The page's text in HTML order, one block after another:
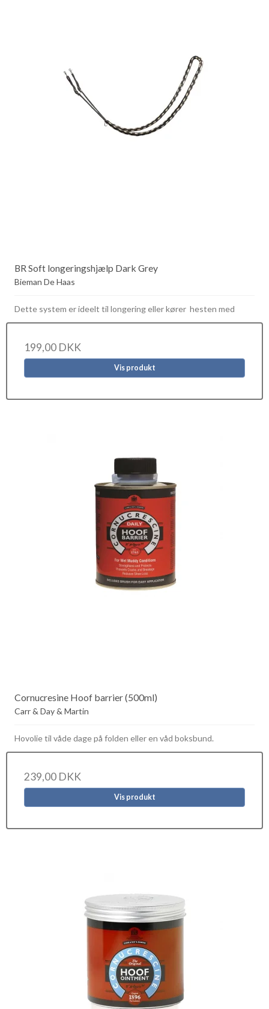
BR Soft longeringshjælp Dark Grey
Bieman De Haas
Dette system er ideelt til longering eller kører hesten med
199,00 DKK
Vis produkt
Cornucresine Hoof barrier (500ml)
Carr & Day & Martin
Hovolie til våde dage på folden eller en våd boksbund.
239,00 DKK
Vis produkt